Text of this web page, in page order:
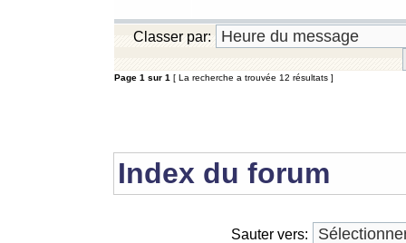
Classer par:
Page 1 sur 1 [ La recherche a trouvée 12 résultats ]
Index du forum
Sauter vers: